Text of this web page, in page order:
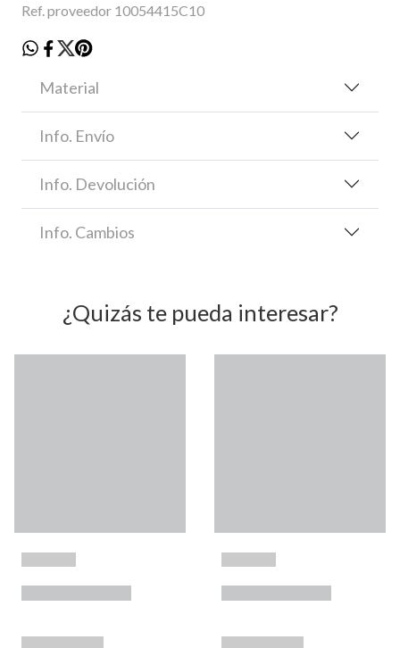
Ref. proveedor 10054415C10
Material
Info. Envío
Info. Devolución
Info. Cambios
¿Quizás te pueda interesar?